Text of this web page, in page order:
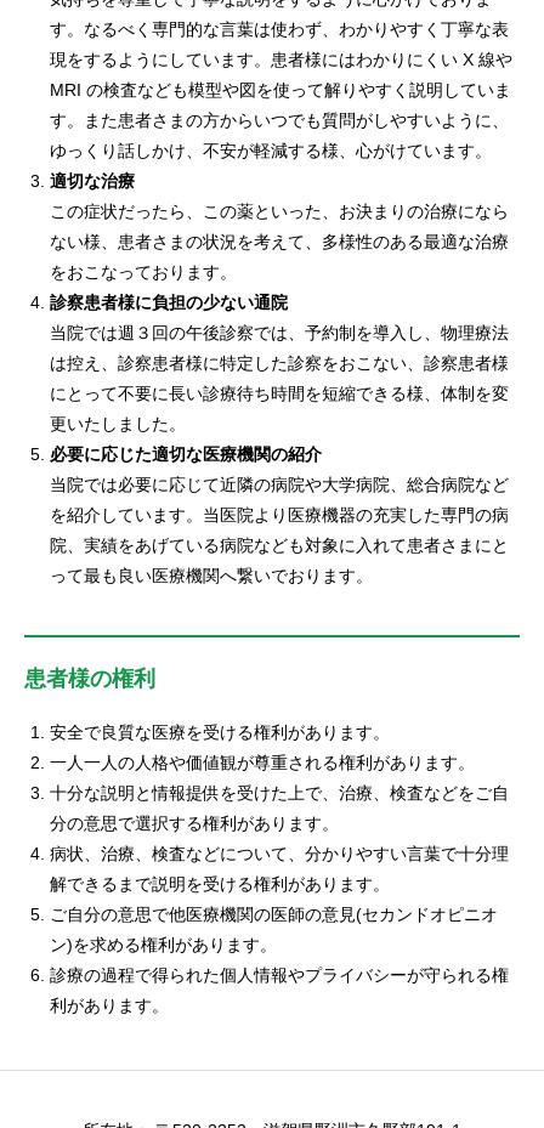
す。なるべく専門的な言葉は使わず、わかりやすく丁寧な表
現をするようにしています。患者様にはわかりにくい X 線や
MRI の検査なども模型や図を使って解りやすく説明していま
す。また患者さまの方からいつでも質問がしやすいように、
ゆっくり話しかけ、不安が軽減する様、心がけています。
適切な治療
この症状だったら、この薬といった、お決まりの治療になら
ない様、患者さまの状況を考えて、多様性のある最適な治療
をおこなっております。
診察患者様に負担の少ない通院
当院では週３回の午後診察では、予約制を導入し、物理療法
は控え、診察患者様に特定した診察をおこない、診察患者様
にとって不要に長い診療待ち時間を短縮できる様、体制を変
更いたしました。
必要に応じた適切な医療機関の紹介
当院では必要に応じて近隣の病院や大学病院、総合病院など
を紹介しています。当医院より医療機器の充実した専門の病
院、実績をあげている病院なども対象に入れて患者さまにと
って最も良い医療機関へ繋いでおります。
患者様の権利
安全で良質な医療を受ける権利があります。
一人一人の人格や価値観が尊重される権利があります。
十分な説明と情報提供を受けた上で、治療、検査などをご自
分の意思で選択する権利があります。
病状、治療、検査などについて、分かりやすい言葉で十分理
解できるまで説明を受ける権利があります。
ご自分の意思で他医療機関の医師の意見(セカンドオピニオ
ン)を求める権利があります。
診療の過程で得られた個人情報やプライバシーが守られる権
利があります。